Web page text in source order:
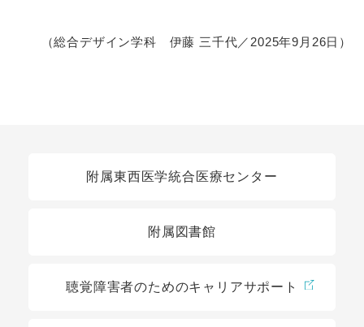
（総合デザイン学科 伊藤 三千代／2025年9月26日）
附属東西医学統合医療センター
附属図書館
聴覚障害者のためのキャリアサポート